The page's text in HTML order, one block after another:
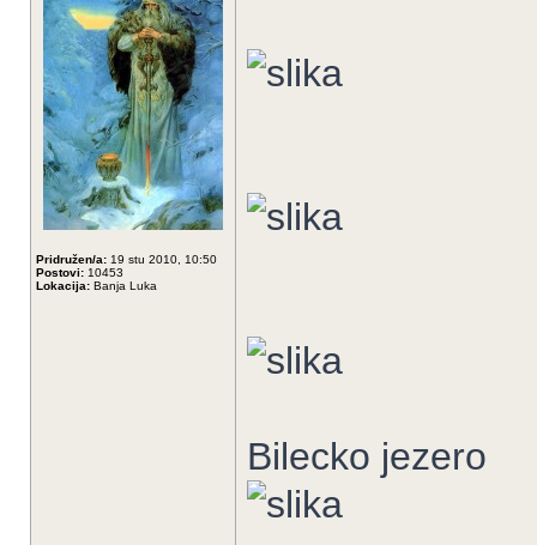
Pridružen/a: 19 stu 2010, 10:50
Postovi: 10453
Lokacija: Banja Luka
Bilecko jezero